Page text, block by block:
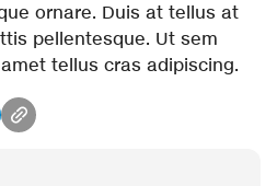
ornare. Duis at tellus at
pellentesque. Ut sem
tellus cras adipiscing.